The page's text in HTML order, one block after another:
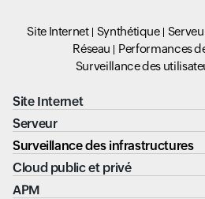
Site Internet Synthétique
Réseau
Performances
Surveillance des
Site Internet
Serveur
Surveillance des infrastructures
Cloud public et privé
APM